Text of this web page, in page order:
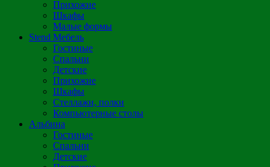
Прихожие
Шкафы
Малые формы
Stend Мебель
Гостиные
Спальни
Детские
Прихожие
Шкафы
Стеллажи, полки
Компьютерные столы
Альбина
Гостиные
Спальни
Детские